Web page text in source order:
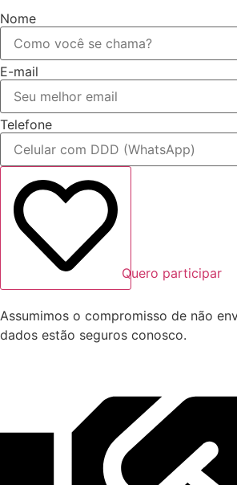
Nome
E-mail
Telefone
Quero participar
Assumimos o compromisso de não
dados estão seguros conosco.